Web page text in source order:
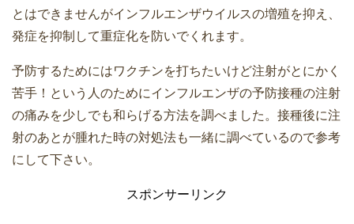
とはできませんがインフルエンザウイルスの増殖を抑え、
発症を抑制して重症化を防いでくれます。
予防するためにはワクチンを打ちたいけど注射がとにかく
苦手！という人のためにインフルエンザの予防接種の注射
の痛みを少しでも和らげる方法を調べました。接種後に注
射のあとが腫れた時の対処法も一緒に調べているので参考
にして下さい。
スポンサーリンク